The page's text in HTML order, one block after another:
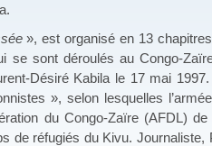
», est organisé en 13
se sont déroulés au Congo-
Désiré Kabila le 17 mai
», selon lesquelles
du Congo-Zaïre (AFDL)
de réfugiés du Kivu.